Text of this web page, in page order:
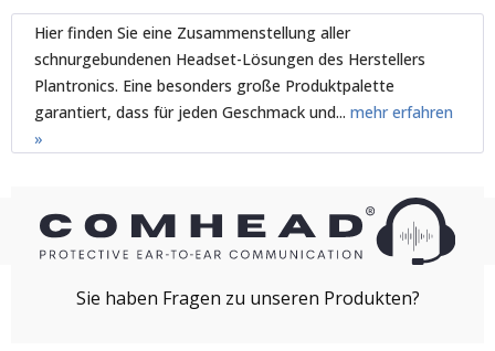
Hier finden Sie eine Zusammenstellung aller
schnurgebundenen Headset-Lösungen des Herstellers
Plantronics. Eine besonders große Produktpalette
garantiert, dass für jeden Geschmack und... mehr erfahren
»